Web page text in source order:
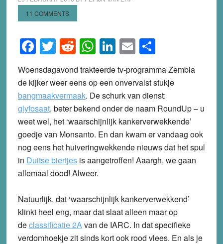
11 COMMENTS
Facebook
Twitter
Reddit
WhatsApp
LinkedIn
EmailShare
Woensdagavond trakteerde tv-programma Zembla
de kijker weer eens op een onvervalst stukje
bangmaakvermaak. De schurk van dienst:
glyfosaat, beter bekend onder de naam RoundUp – u
weet wel, het ‘waarschijnlijk kankerverwekkende’
goedje van Monsanto. En dan kwam er vandaag ook
nog eens het huiveringwekkende nieuws dat het spul
in Duitse biertjesis aangetroffen! Aaargh, we gaan
allemaal dood! Alweer.
Natuurlijk, dat ‘waarschijnlijk kankerverwekkend’
klinkt heel eng, maar dat slaat alleen maar op
declassificatie 2Avan de IARC. In dat specifieke
verdomhoekje zit sinds kort ook rood vlees. En als je